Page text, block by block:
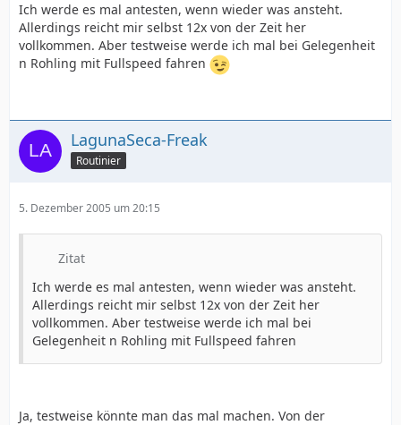
Ich werde es mal antesten, wenn wieder was ansteht.
Allerdings reicht mir selbst 12x von der Zeit her
vollkommen. Aber testweise werde ich mal bei Gelegenheit
n Rohling mit Fullspeed fahren
LagunaSeca-Freak
Routinier
5. Dezember 2005 um 20:15
Zitat
Ich werde es mal antesten, wenn wieder was ansteht.
Allerdings reicht mir selbst 12x von der Zeit her
vollkommen. Aber testweise werde ich mal bei
Gelegenheit n Rohling mit Fullspeed fahren
Ja, testweise könnte man das mal machen. Von der